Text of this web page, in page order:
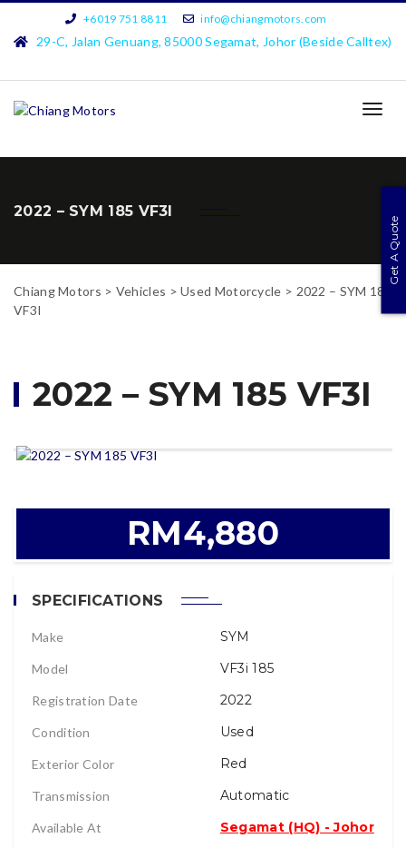
+6019 751 8811 info@chiangmotors.com
29-C, Jalan Genuang, 85000 Segamat, Johor (Beside Calltex)
2022 – SYM 185 VF3I
Chiang Motors > Vehicles >Used Motorcycle > 2022 – SYM 185
VF3I
2022 – SYM 185 VF3I
RM4,880
SPECIFICATIONS
Make SYM
Model VF3i 185
Registration Date 2022
Condition Used
Exterior Color Red
Transmission Automatic
Available At Segamat (HQ) - Johor
Get A Quote